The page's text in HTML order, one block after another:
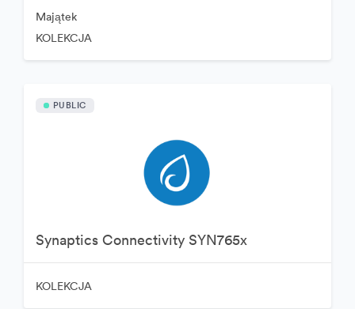
Majątek
KOLEKCJA
PUBLIC
Synaptics Connectivity SYN765x
KOLEKCJA